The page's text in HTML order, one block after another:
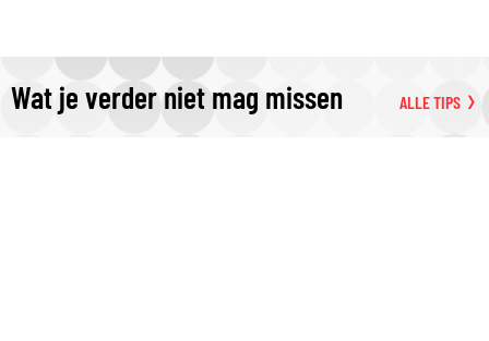
Wat je verder niet mag missen ALLE TIPS